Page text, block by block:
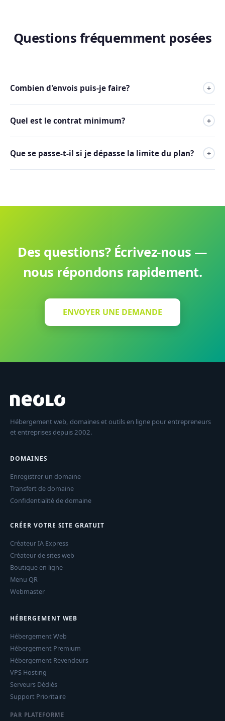
Questions fréquemment posées
Combien d'envois puis-je faire? +
contacts. Les contacts ont une limite selon le plan choisi.
Quel est le contrat minimum? +
quand vous le souhaitez.
Que se passe-t-il si je dépasse la limite du plan? +
Des questions? Écrivez-nous —
nous répondons rapidement.
ENVOYER UNE DEMANDE
Hébergement web, domaines et outils en ligne pour entrepreneurs
et entreprises depuis 2002.
DOMAINES
Enregistrer un domaine
Transfert de domaine
Confidentialité de domaine
CRÉER VOTRE SITE GRATUIT
Créateur IA Express
Créateur de sites web
Boutique en ligne
Menu QR
Webmaster
HÉBERGEMENT WEB
Hébergement Web
Hébergement Premium
Hébergement Revendeurs
VPS Hosting
Serveurs Dédiés
Support Prioritaire
PAR PLATEFORME